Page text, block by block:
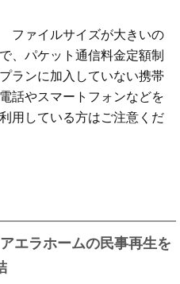
ファイルサイズが大きいの
で、パケット通信料金定額制
プランに加入していない携帯
電話やスマートフォンなどを
利用している方はご注意くだ
エラホームの民事再生を